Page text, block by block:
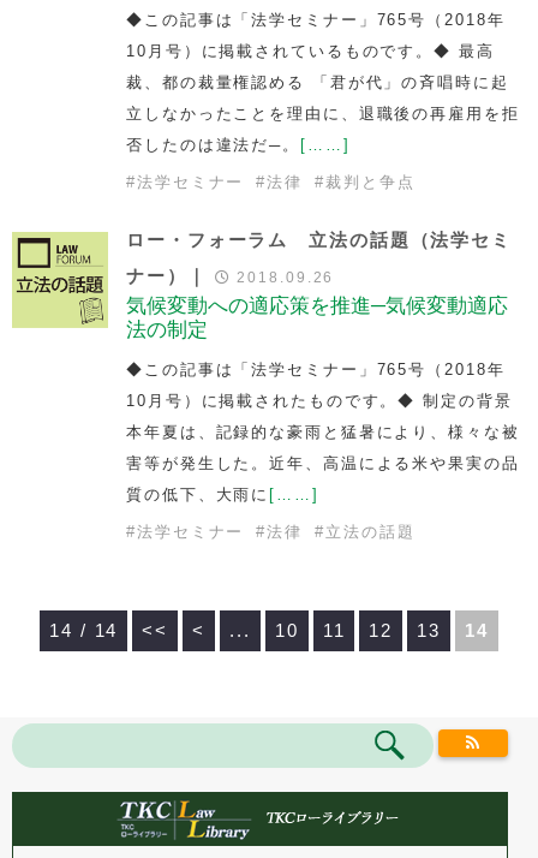
◆この記事は「法学セミナー」765号（2018年
10月号）に掲載されているものです。◆ 最高
裁、都の裁量権認める 「君が代」の斉唱時に起
立しなかったことを理由に、退職後の再雇用を拒
否したのは違法だ─。 [……]
#法学セミナー #法律 # 裁判と争点
ロー・フォーラム 立法の話題（法学セミ
ナー）｜
2018.09.26
気候変動への適応策を推進─気候変動適応
法の制定
◆この記事は「法学セミナー」765号（2018年
10月号）に掲載されたものです。◆ 制定の背景
本年夏は、記録的な豪雨と猛暑により、様々な被
害等が発生した。近年、高温による米や果実の品
質の低下、大雨に [……]
#法学セミナー #法律 # 立法の話題
14 / 14 << < ... 10 11 12 13 14